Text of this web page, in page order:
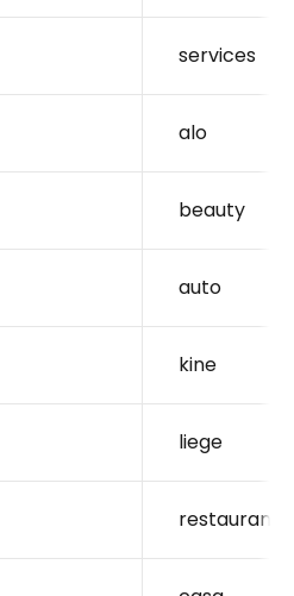
services
alo
beauty
auto
kine
liege
restaurant